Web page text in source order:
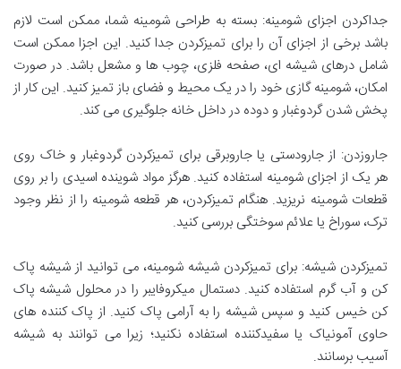
جداکردن اجزای شومینه: بسته به طراحی شومینه شما، ممکن است لازم
باشد برخی از اجزای آن را برای تمیزکردن جدا کنید. این اجزا ممکن است
شامل درهای شیشه ای، صفحه فلزی، چوب ها و مشعل باشد. در صورت
امکان، شومینه گازی خود را در یک محیط و فضای باز تمیز کنید. این کار از
پخش شدن گردوغبار و دوده در داخل خانه جلوگیری می کند.
جاروزدن: از جارودستی یا جاروبرقی برای تمیزکردن گردوغبار و خاک روی
هر یک از اجزای شومینه استفاده کنید. هرگز مواد شوینده اسیدی را بر روی
قطعات شومینه نریزید. هنگام تمیزکردن، هر قطعه شومینه را از نظر وجود
ترک، سوراخ یا علائم سوختگی بررسی کنید.
تمیزکردن شیشه: برای تمیزکردن شیشه شومینه، می توانید از شیشه پاک
کن و آب گرم استفاده کنید. دستمال میکروفایبر را در محلول شیشه پاک
کن خیس کنید و سپس شیشه را به آرامی پاک کنید. از پاک کننده های
حاوی آمونیاک یا سفیدکننده استفاده نکنید؛ زیرا می توانند به شیشه
آسیب برسانند.